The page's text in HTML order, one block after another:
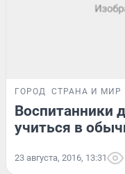
ГОРОД СТРАНА И МИР
Воспитанники
учиться в
23 августа, 2016, 13:31